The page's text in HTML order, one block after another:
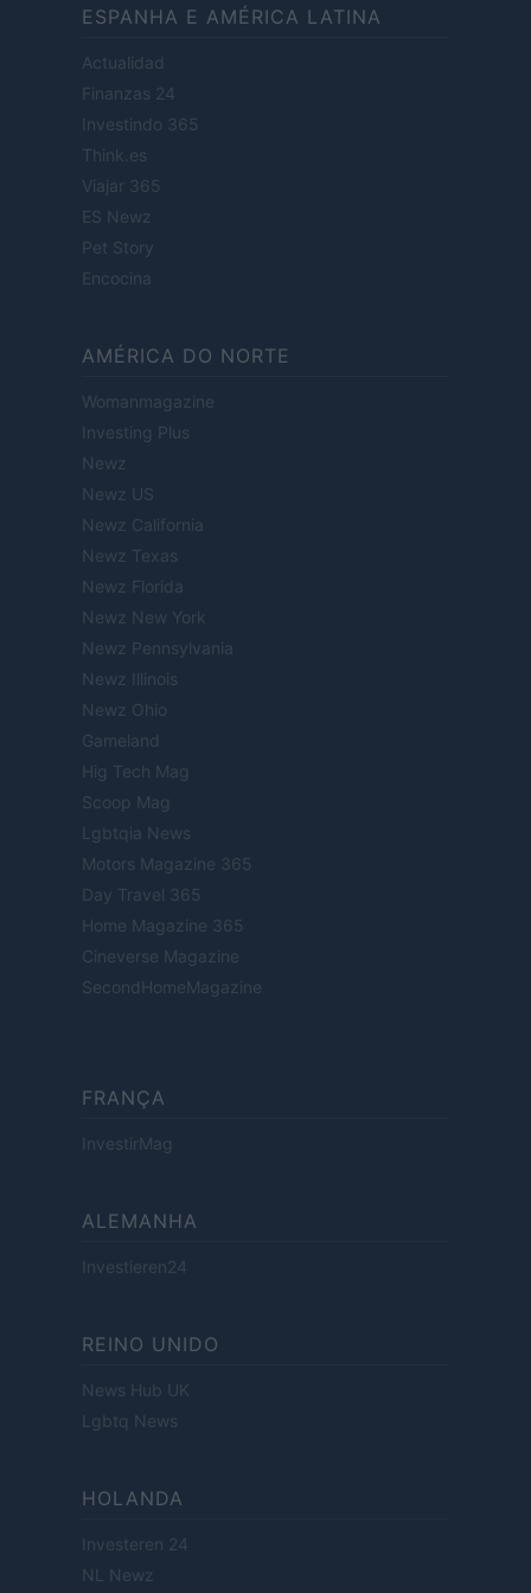
ESPANHA E AMÉRICA LATINA
Actualidad
Finanzas 24
Investindo 365
Think.es
Viajar 365
ES Newz
Pet Story
Encocina
AMÉRICA DO NORTE
Womanmagazine
Investing Plus
Newz
Newz US
Newz California
Newz Texas
Newz Florida
Newz New York
Newz Pennsylvania
Newz Illinois
Newz Ohio
Gameland
Hig Tech Mag
Scoop Mag
Lgbtqia News
Motors Magazine 365
Day Travel 365
Home Magazine 365
Cineverse Magazine
SecondHomeMagazine
FRANÇA
InvestirMag
ALEMANHA
Investieren24
REINO UNIDO
News Hub UK
Lgbtq News
HOLANDA
Investeren 24
NL Newz